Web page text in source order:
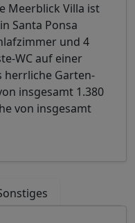
Meerblick Villa ist
Santa Ponsa
und 4
WC auf einer
herrliche Garten-
insgesamt 1.380
von insgesamt